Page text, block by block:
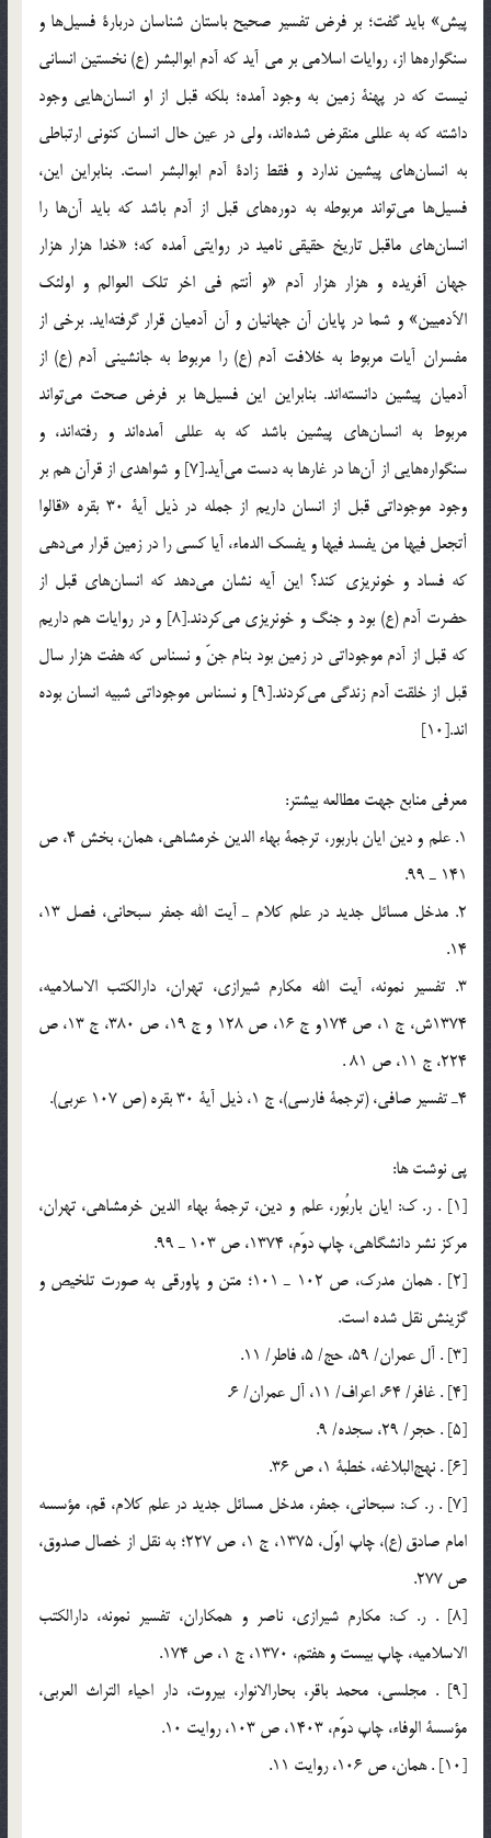
پيش» بايد گفت؛ بر فرض تفسير صحيح باستان شناسان دربارة فسيل‌ها و
سنگواره‌ها از، روايات اسلامي بر مي آيد كه آدم ابوالبشر (ع) نخستين انساني
نيست كه در پهنة زمين به وجود آمده؛ بلكه قبل از او انسان‌هايي وجود
داشته كه به عللي منقرض شده‌‌اند، ولي در عين حال انسان كنوني ارتباطي
به انسان‌هاي پيشين ندارد و فقط زادة آدم ابوالبشر است. بنابراين اين،
فسيل‌ها مي‌تواند مربوطه به دوره‌هاي قبل از آدم باشد كه بايد آن‌ها را
انسان‌هاي ماقبل تاريخ حقيقي ناميد در روايتي آمده كه؛ «خدا هزار هزار
جهان آفريده و هزار هزار آدم «و أنتم في اخر تلك العوالم و اولئك
الآدميين» و شما در پايان آن جهانيان و آن آدميان قرار گرفته‌ايد. برخي از
مفسران آيات مربوط به خلافت آدم (ع) را مربوط به جانشيني آدم (ع) از
آدميان پيشين دانسته‌اند. بنابراين اين فسيل‌ها بر فرض صحت مي‌تواند
مربوط به انسان‌هاي پيشين باشد كه به عللي آمده‌اند و رفته‌اند، و
سنگواره‌هايي از آن‌ها در غارها به دست مي‌آيد.[7] و شواهدي از قرآن هم بر
وجود موجوداتي قبل از انسان داريم از جمله در ذيل آية 30 بقره «قالوا
أتجعل فيها من يفسد فيها و يفسك الدماء، آيا كسي را در زمين قرار مي‌دهي
كه فساد و خونريزي كند؟ اين آيه نشان مي‌دهد كه انسان‌هاي قبل از
حضرت آدم (ع) بود و جنگ و خونريزي مي‌كردند.[8] و در روايات هم داريم
كه قبل از آدم موجوداتي در زمين بود بنام جنّ و نسناس كه هفت هزار سال
قبل از خلقت آدم زندگي مي‌كردند.[9] و نسناس موجوداتي شبيه انسان بوده
اند.[10]
معرفي منابع جهت مطالعه بيشتر:
1. علم و دين ايان باربور، ترجمة بهاء الدين خرمشاهي، همان، بخش 4، ص
141 ـ 99.
2. مدخل مسائل جديد در علم كلام ـ آيت الله جعفر سبحاني، فصل 13،
14.
3. تفسير نمونه، آيت الله مكارم شيرازي، تهران، دارالکتب الاسلاميه،
1374ش، ج 1، ص 174و ج 16، ص 128 و ج 19، ص 380، ج 13، ص
224، ج 11، ص 81 .
4ـ تفسير صافي، (ترجمة فارسي)، ج 1، ذيل آية 30 بقره (ص 107 عربي).
پي نوشت ها:
[1] . ر. ك: ايان باربُور، علم و دين، ترجمة بهاء الدين خرمشاهي، تهران،
مركز نشر دانشگاهي، چاپ دوّم، 1374، ص 103 ـ 99.
[2] . همان مدرك، ص 102 ـ 101؛ متن و پاورقي به صورت تلخيص و
گزينش نقل شده است.
[3] . آل عمران/ 59، حج/ 5، فاطر/ 11.
[4] . غافر/ 64، اعراف/ 11، آل عمران/ 6.
[5] . حجر/ 29، سجده/ 9.
[6] . نهج‌البلاغه، خطبة 1، ص 36.
[7] . ر. ك: سبحاني، جعفر، مدخل مسائل جديد در علم كلام، قم، مؤسسه
امام صادق (ع)، چاپ اوّل، 1375، ج 1، ص 227؛ به نقل از خصال صدوق،
ص 277.
[8] . ر. ك: مكارم شيرازي، ناصر و همكاران، تفسير نمونه، دارالكتب
الاسلاميه، چاپ بيست و هفتم، 1370، ج 1، ص 174.
[9] . مجلسي، محمد باقر، بحارالانوار، بيروت، دار احياء التراث العربي،
مؤسسة الوفاء، چاپ دوّم، 1403، ص 103، روايت 10.
[10] . همان، ص 106، روايت 11.